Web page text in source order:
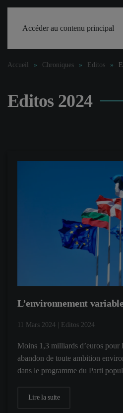
Accéder au contenu principal
Accueil Chroniques Editos
Editos 2024
L’environnement
11 Mars 2024 Editos 2024
Moins 1,3 milliards d’euros pour
abandon de toute ambition
dans le programme du Parti
Lire la suite